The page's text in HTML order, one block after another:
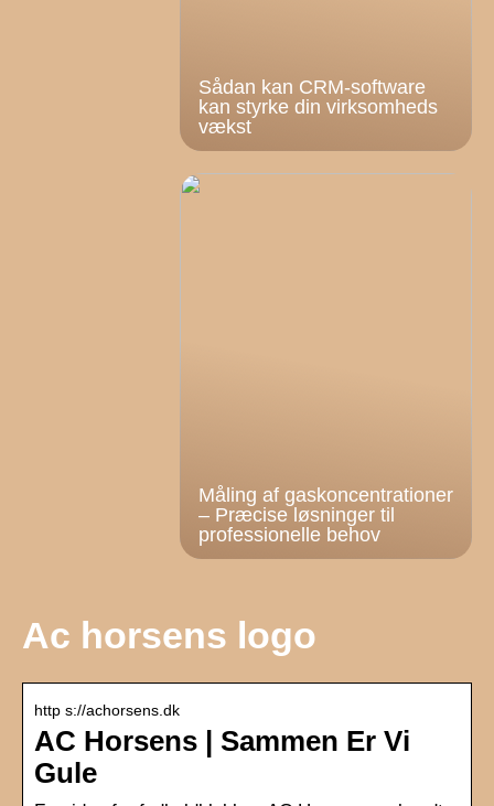
Sådan kan CRM-software
kan styrke din virksomheds
vækst
Måling af gaskoncentrationer
– Præcise løsninger til
professionelle behov
Ac horsens logo
http s://achorsens.dk
AC Horsens | Sammen Er Vi
Gule